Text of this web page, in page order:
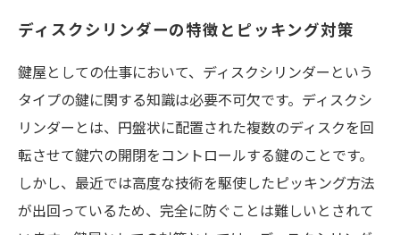
ディスクシリンダーの特徴とピッキング対策
鍵屋としての仕事において、ディスクシリンダーという
タイプの鍵に関する知識は必要不可欠です。ディスクシ
リンダーとは、円盤状に配置された複数のディスクを回
転させて鍵穴の開閉をコントロールする鍵のことです。
しかし、最近では高度な技術を駆使したピッキング方法
が出回っているため、完全に防ぐことは難しいとされて